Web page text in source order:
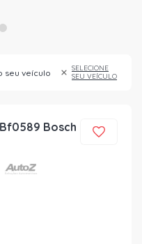
3
seu veículo
SELECIONE
SEU VEÍCULO
Bosch